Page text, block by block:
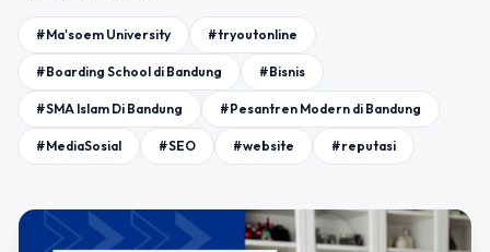
#Ma'soem University #tryoutonline
#Boarding School di Bandung #Bisnis
#SMA Islam Di Bandung #Pesantren Modern di Bandung
#MediaSosial #SEO #website #reputasi